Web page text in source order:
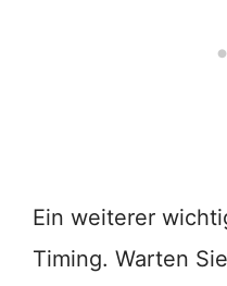
Ein weiterer
Timing. Warten